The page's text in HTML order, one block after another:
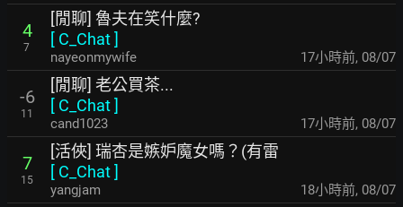
4
7
[閒聊] 魯夫在笑什麼?
[ C_Chat]
nayeonmywife 17小時前, 08/07
-6
11
[閒聊] 老公買茶...
[ C_Chat]
cand1023 17小時前, 08/07
7
15
[活俠] 瑞杏是嫉妒魔女嗎？(有雷
[ C_Chat]
yangjam 18小時前, 08/07